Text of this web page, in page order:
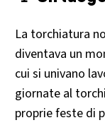
La torchiatura
diventava un
cui si univano
giornate al
proprie feste di